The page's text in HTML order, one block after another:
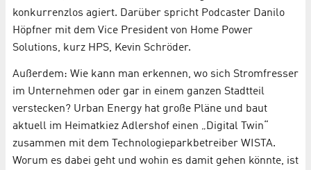
konkurrenzlos agiert. Darüber spricht Podcaster Danilo
Höpfner mit dem Vice President von Home Power
Solutions, kurz HPS, Kevin Schröder.
Außerdem: Wie kann man erkennen, wo sich Stromfresser
im Unternehmen oder gar in einem ganzen Stadtteil
verstecken? Urban Energy hat große Pläne und baut
aktuell im Heimatkiez Adlershof einen „Digital Twin“
zusammen mit dem Technologieparkbetreiber WISTA.
Worum es dabei geht und wohin es damit gehen könnte, ist